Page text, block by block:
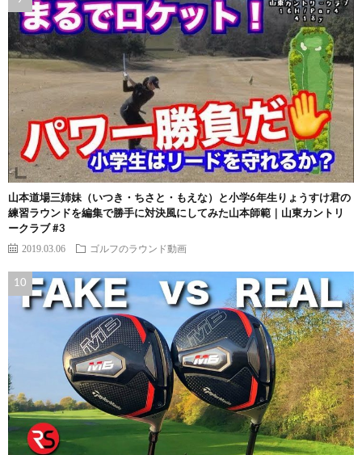
山本道場三姉妹（いつき・ちさと・もえな）と小学6年生りょうすけ君の
練習ラウンドを編集で勝手に対決風にしてみた山本師範｜山東カントリ
ークラブ #3
2019.03.06 ゴルフのラウンド動画